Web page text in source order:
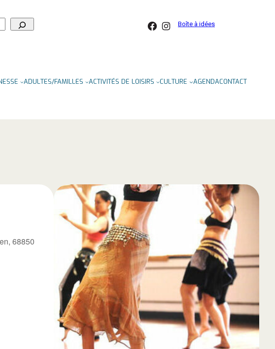
Facebook
Instagram
Boîte à idées
ADULTES/FAMILLES ACTIVITÉS DE LOISIRS CULTURE AGENDACONTACT
Office 365 Outlook Live
68850